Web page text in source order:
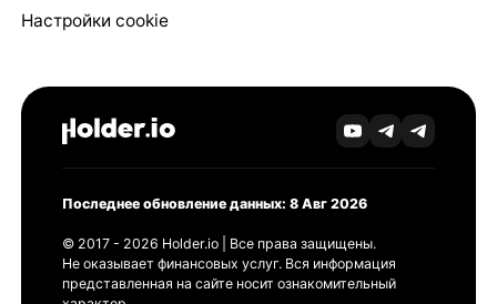
Настройки cookie
Последнее обновление данных: 8 Авг 2026
© 2017 - 2026 Holder.io | Все права защищены.
Не оказывает финансовых услуг. Вся информация
представленная на сайте носит ознакомительный